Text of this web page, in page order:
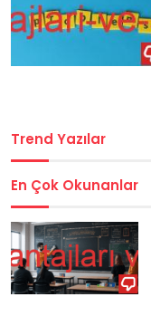
Trend Yazılar
En Çok Okunanlar